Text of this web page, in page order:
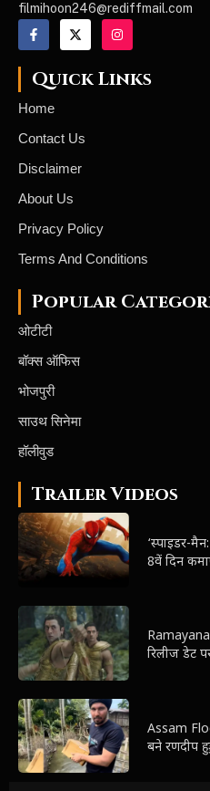
filmihoon246@rediffmail.com
Quick Links
Home
Contact Us
Disclaimer
About Us
Privacy Policy
Terms And Conditions
Popular
ओटीटी
बॉक्स ऑफिस
भोजपुरी
साउथ सिनेमा
हॉलीवुड
Trailer Videos
‘स्पाइडर-
8वें दिन
रिलीज डेट
Assam
बने रणदीप